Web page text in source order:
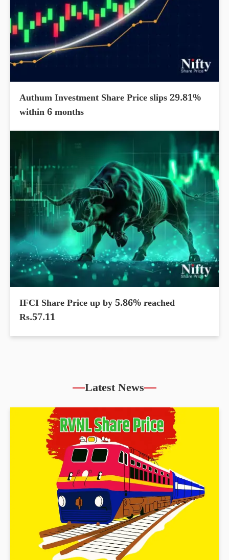
Authum Investment Share Price slips 29.81%
within 6 months
IFCI Share Price up by 5.86% reached
Rs.57.11
Latest News